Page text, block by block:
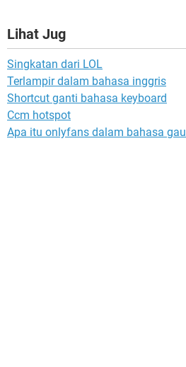
Lihat Jug
Singkatan dari LOL
Terlampir dalam bahasa inggris
Shortcut ganti bahasa keyboard
Ccm hotspot
Apa itu onlyfans dalam bahasa gaul